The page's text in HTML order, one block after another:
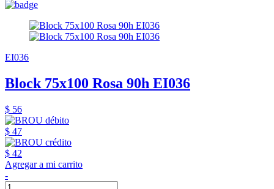
EI036
Block 75x100 Rosa 90h EI036
$ 56
$ 47
$ 42
Agregar a mi carrito
-